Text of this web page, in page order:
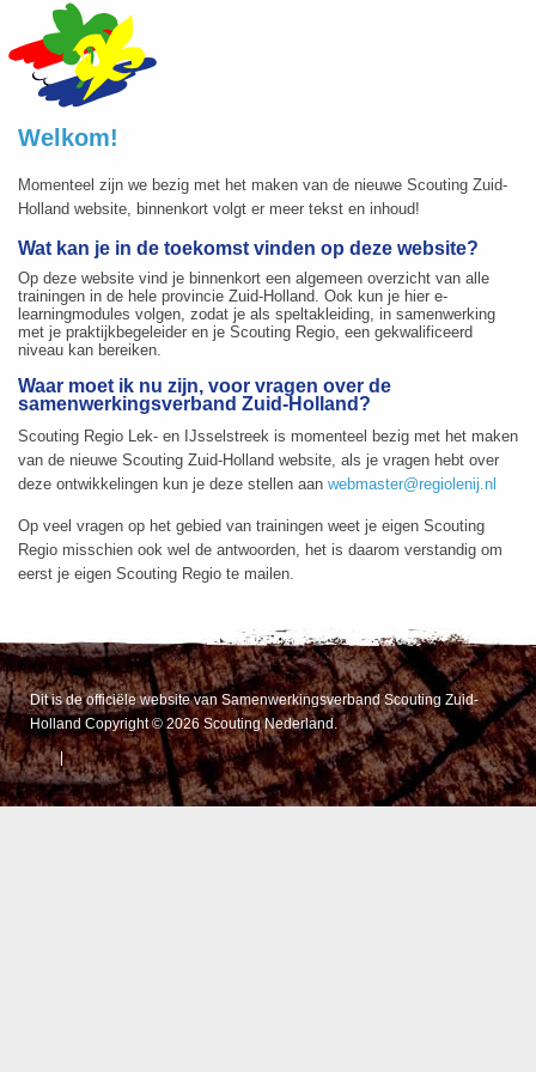
Welkom!
Momenteel zijn we bezig met het maken van de nieuwe Scouting Zuid-
Holland website, binnenkort volgt er meer tekst en inhoud!
Wat kan je in de toekomst vinden op deze website?
Op deze website vind je binnenkort een algemeen overzicht van alle
trainingen in de hele provincie Zuid-Holland. Ook kun je hier e-
learningmodules volgen, zodat je als speltakleiding, in samenwerking
met je praktijkbegeleider en je Scouting Regio, een gekwalificeerd
niveau kan bereiken.
Waar moet ik nu zijn, voor vragen over de
samenwerkingsverband Zuid-Holland?
Scouting Regio Lek- en IJsselstreek is momenteel bezig met het maken
van de nieuwe Scouting Zuid-Holland website, als je vragen hebt over
deze ontwikkelingen kun je deze stellen aan webmaster@regiolenij.nl
Op veel vragen op het gebied van trainingen weet je eigen Scouting
Regio misschien ook wel de antwoorden, het is daarom verstandig om
eerst je eigen Scouting Regio te mailen.
Dit is de officiële website van Samenwerkingsverband Scouting Zuid-
Holland Copyright © 2026 Scouting Nederland.
|